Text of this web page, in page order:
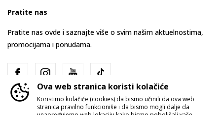
Pratite nas
Pratite nas ovde i saznajte više o svim našim aktuelnostima,
promocijama i ponudama.
Ova web stranica koristi kolačiće
Koristimo kolačiće (cookies) da bismo učinili da ova web
stranica pravilno funkcioniše i da bismo mogli dalje da